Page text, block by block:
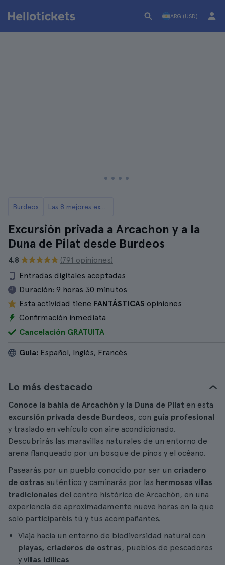
ARG (USD)
Burdeos Las 8 mejores excursiones desde Burdeos
Excursión privada a Arcachon y a la
Duna de Pilat desde Burdeos
4.8
(791 opiniones)
Entradas digitales aceptadas
Duración: 9 horas 30 minutos
Esta actividad tiene FANTÁSTICAS opiniones
Confirmación inmediata
Cancelación GRATUITA
Guía: Español, Inglés, Francés
Lo más destacado
Conoce la bahía de Arcachón y la Duna de Pilat en esta
excursión privada desde Burdeos, con guía profesional
y traslado en vehículo con aire acondicionado.
Descubrirás las maravillas naturales de un entorno de
arena flanqueado por un bosque de pinos y el océano.
Pasearás por un pueblo conocido por ser un criadero
de ostras auténtico y caminarás por las hermosas villas
tradicionales del centro histórico de Arcachón, en una
experiencia de aproximadamente nueve horas en la que
solo participaréis tú y tus acompañantes.
Viaja hacia un entorno de biodiversidad natural con
playas, criaderos de ostras, pueblos de pescadores
y villas idílicas